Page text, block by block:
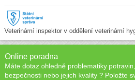
Veterinární inspektor v oddělení veterinární
Online poradna
Máte dotaz ohledně problematiky
bezpečnosti nebo jejich kvality ? Položte